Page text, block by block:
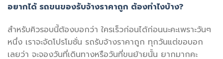
อยากได้ รถขนของรับจ้างราคาถูก ต้องทำไงบ้าง?
สำหรับคิวรอบนี้ต้องบอกว่า ใครเร็วก่อนได้ก่อนนะคะเพราะวันๆ
หนึ่ง เราจะจัดโปรโมชั่น รถรับจ้างราคาถูก ทุกวันแต่ขอบอก
เลยว่า จะจองวันที่เดินทางหรือวันที่ขนย้ายนั้น ยากมากคะ